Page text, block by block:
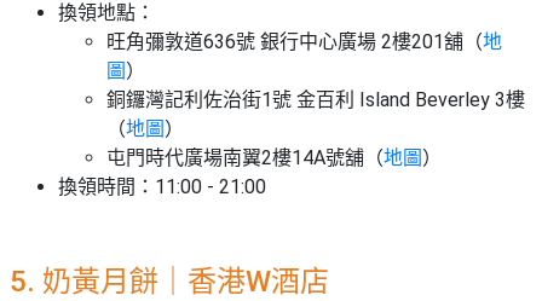
換領地點：
旺角彌敦道636號 銀行中心廣場 2樓201舖（地
圖 ）
銅鑼灣記利佐治街1號 金百利 Island Beverley 3樓
（地圖 ）
屯門時代廣場南翼2樓14A號舖（地圖 ）
換領時間：11:00 - 21:00
5. 奶黃月餅｜香港W酒店